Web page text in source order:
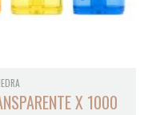
X 1000